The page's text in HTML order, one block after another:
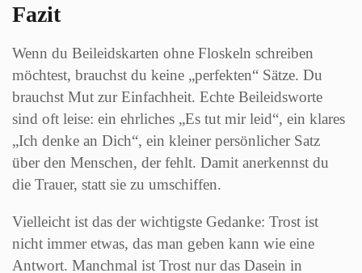
Fazit
Wenn du Beileidskarten ohne Floskeln schreiben
möchtest, brauchst du keine „perfekten“ Sätze. Du
brauchst Mut zur Einfachheit. Echte Beileidsworte
sind oft leise: ein ehrliches „Es tut mir leid“, ein klares
„Ich denke an Dich“, ein kleiner persönlicher Satz
über den Menschen, der fehlt. Damit anerkennst du
die Trauer, statt sie zu umschiffen.
Vielleicht ist das der wichtigste Gedanke: Trost ist
nicht immer etwas, das man geben kann wie eine
Antwort. Manchmal ist Trost nur das Dasein in